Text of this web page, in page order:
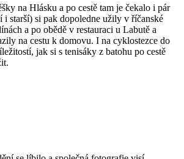
na Hlásku a po cestě tam je čekalo i pár
i starší) si pak dopoledne užily v říčanské
a po obědě v restauraci u Labutě a
na cestu k domovu. I na cyklostezce do
jak si s tenisáky z batohu po cestě